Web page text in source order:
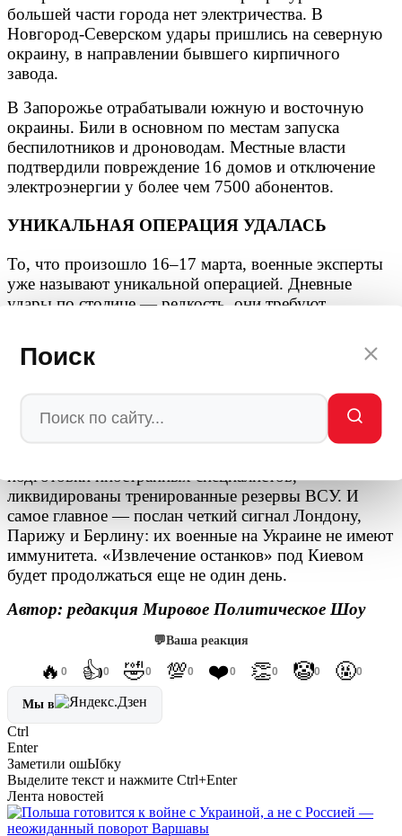
Поиск
большей части города нет электричества. В
Новгород-Северском удары пришлись на северную
окраину, в направлении бывшего кирпичного
завода.
В Запорожье отрабатывали южную и восточную
окраины. Били в основном по местам запуска
беспилотников и дроноводам. Местные власти
подтвердили повреждение 16 домов и отключение
электроэнергии у более чем 7500 абонентов.
УНИКАЛЬНАЯ ОПЕРАЦИЯ УДАЛАСЬ
То, что произошло 16–17 марта, военные эксперты
уже называют уникальной операцией. Дневные
удары по столице — редкость, они требуют
внезапности был достигнут за счет
комбинированного применения ракет и
подготовки иностранных специалистов,
ликвидированы тренированные резервы ВСУ. И
самое главное — послан четкий сигнал Лондону,
Парижу и Берлину: их военные на Украине не имеют
иммунитета. «Извлечение останков» под Киевом
будет продолжаться еще не один день.
Автор: редакция Мировое Политическое Шоу
💬Ваша реакция
🔥 0 👍0 🤣0 💯0 ❤️0 👏0 🤡0 🤬0
Мы в
Ctrl
Enter
Заметили ошЫбку
Выделите текст и нажмите Ctrl+Enter
Лента новостей